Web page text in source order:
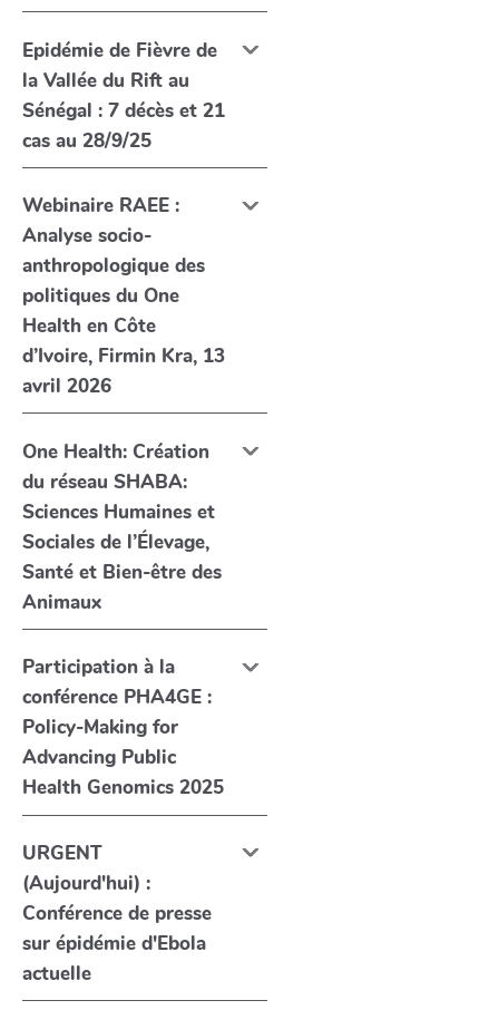
Epidémie de Fièvre de
la Vallée du Rift au
Sénégal : 7 décès et 21
cas au 28/9/25
Webinaire RAEE :
Analyse socio-
anthropologique des
politiques du One
Health en Côte
d’Ivoire, Firmin Kra, 13
avril 2026
One Health: Création
du réseau SHABA:
Sciences Humaines et
Sociales de l’Élevage,
Santé et Bien-être des
Animaux
Participation à la
conférence PHA4GE :
Policy-Making for
Advancing Public
Health Genomics 2025
URGENT
(Aujourd'hui) :
Conférence de presse
sur épidémie d'Ebola
actuelle